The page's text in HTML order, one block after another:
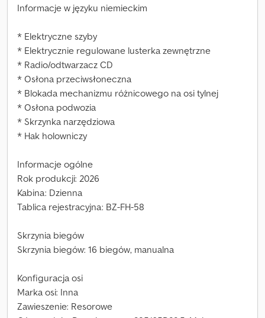
Informacje w języku niemieckim
* Elektryczne szyby
* Elektrycznie regulowane lusterka zewnętrzne
* Radio/odtwarzacz CD
* Osłona przeciwsłoneczna
* Blokada mechanizmu różnicowego na osi tylnej
* Osłona podwozia
* Skrzynka narzędziowa
* Hak holowniczy
Informacje ogólne
Rok produkcji: 2026
Kabina: Dzienna
Tablica rejestracyjna: BZ-FH-58
Skrzynia biegów
Skrzynia biegów: 16 biegów, manualna
Konfiguracja osi
Marka osi: Inna
Zawieszenie: Resorowe